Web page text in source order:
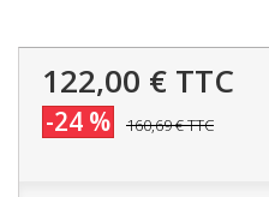
122,00 € TTC
-24 % 160,69 €TTC